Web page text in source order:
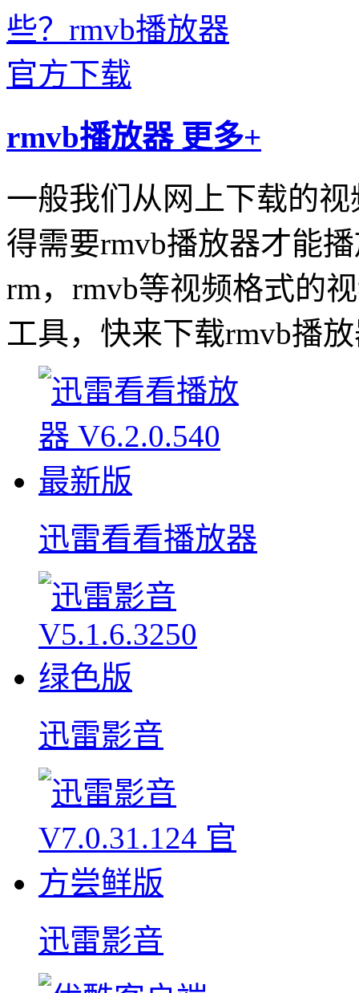
rmvb播放器 更多+
一般我们从网上下载的
得需要rmvb播放器才能
rm，rmvb等视频格式的
工具，快来下载rmvb播
迅雷看看播放器
迅雷影音
迅雷影音